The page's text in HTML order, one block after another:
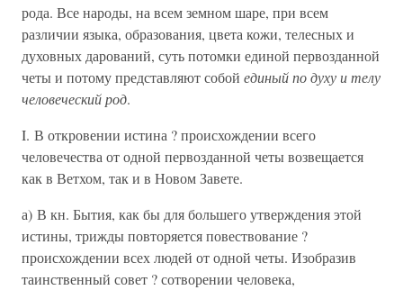
рода. Все народы, на всем земном шаре, при всем
различии языка, образования, цвета кожи, телесных и
духовных дарований, суть потомки единой первозданной
четы и потому представляют собой единый по духу и телу
человеческий род.
I. В откровении истина ? происхождении всего
человечества от одной первозданной четы возвещается
как в Ветхом, так и в Новом Завете.
а) В кн. Бытия, как бы для большего утверждения этой
истины, трижды повторяется повествование ?
происхождении всех людей от одной четы. Изобразив
таинственный совет ? сотворении человека,